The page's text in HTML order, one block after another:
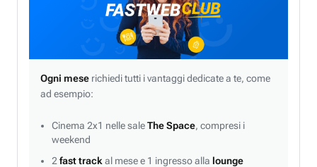
Ogni mese richiedi tutti i vantaggi dedicate a te, come
ad esempio:
Cinema 2x1 nelle saleThe Space, compresi i
weekend
2 fast track al mese e 1 ingresso alla lounge